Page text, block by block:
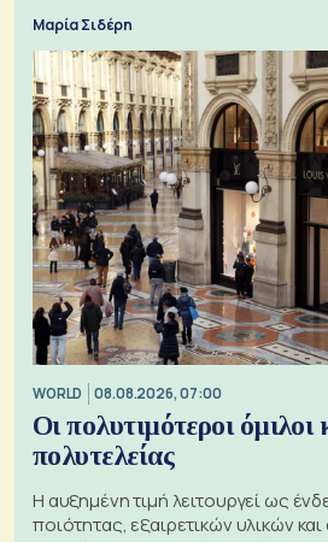
Μαρία Σιδέρη
WORLD 08.08.2026, 07:00
Οι πολυτιμότεροι
πολυτελείας
Η αυξημένη τιμή λειτουργεί ως
ποιότητας, εξαιρετικών υλικών